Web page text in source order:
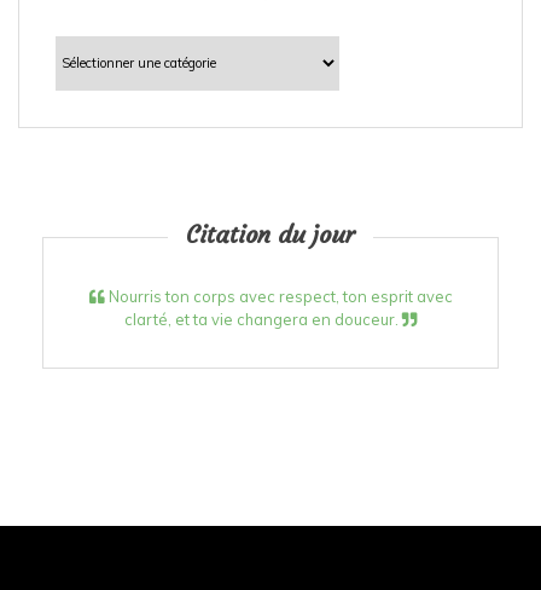
Catégories
Citation du jour
Nourris ton corps avec respect, ton esprit avec
clarté, et ta vie changera en douceur.